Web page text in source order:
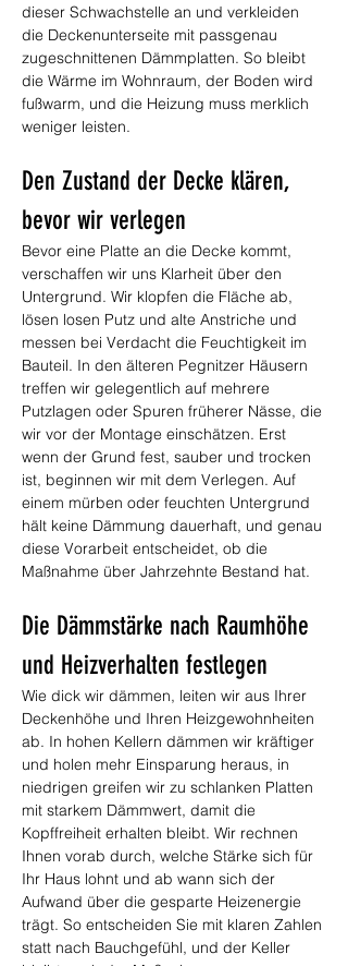
dieser Schwachstelle an und verkleiden
die Deckenunterseite mit passgenau
zugeschnittenen Dämmplatten. So bleibt
die Wärme im Wohnraum, der Boden wird
fußwarm, und die Heizung muss merklich
weniger leisten.
Den Zustand der Decke klären,
bevor wir verlegen
Bevor eine Platte an die Decke kommt,
verschaffen wir uns Klarheit über den
Untergrund. Wir klopfen die Fläche ab,
lösen losen Putz und alte Anstriche und
messen bei Verdacht die Feuchtigkeit im
Bauteil. In den älteren Pegnitzer Häusern
treffen wir gelegentlich auf mehrere
Putzlagen oder Spuren früherer Nässe, die
wir vor der Montage einschätzen. Erst
wenn der Grund fest, sauber und trocken
ist, beginnen wir mit dem Verlegen. Auf
einem mürben oder feuchten Untergrund
hält keine Dämmung dauerhaft, und genau
diese Vorarbeit entscheidet, ob die
Maßnahme über Jahrzehnte Bestand hat.
Die Dämmstärke nach Raumhöhe
und Heizverhalten festlegen
Wie dick wir dämmen, leiten wir aus Ihrer
Deckenhöhe und Ihren Heizgewohnheiten
ab. In hohen Kellern dämmen wir kräftiger
und holen mehr Einsparung heraus, in
niedrigen greifen wir zu schlanken Platten
mit starkem Dämmwert, damit die
Kopffreiheit erhalten bleibt. Wir rechnen
Ihnen vorab durch, welche Stärke sich für
Ihr Haus lohnt und ab wann sich der
Aufwand über die gesparte Heizenergie
trägt. So entscheiden Sie mit klaren Zahlen
statt nach Bauchgefühl, und der Keller